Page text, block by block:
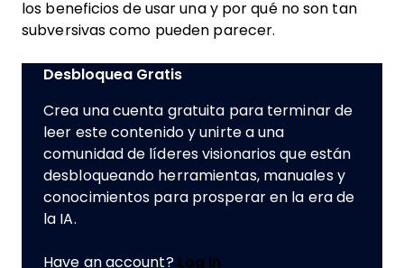
los beneficios de usar una y por qué no son tan
subversivas como pueden parecer.
Desbloquea Gratis
Crea una cuenta gratuita para terminar de
leer este contenido y unirte a una
comunidad de líderes visionarios que están
desbloqueando herramientas, manuales y
conocimientos para prosperar en la era de
la IA.
Have an account? Log In